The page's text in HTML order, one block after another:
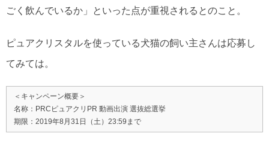
ごく飲んでいるか」といった点が重視されるとのこと。
ピュアクリスタルを使っている犬猫の飼い主さんは応募し
てみては。
＜キャンペーン概要＞
名称：PRCピュアクリPR 動画出演 選抜総選挙
期限：2019年8月31日（土）23:59まで